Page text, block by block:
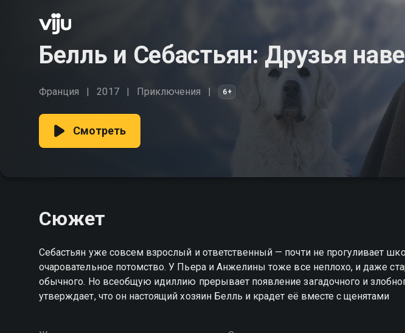
Белль и Себастьян: Друзья
Франция 2017 Приключения 6+
Смотреть
Сюжет
Себастьян уже совсем взрослый и ответственный — почти не прогуливает
очаровательное потомство. У Пьера и Анжелины тоже все неплохо, и даже
обычного. Но всеобщую идиллию прерывает появление загадочного и
утверждает, что он настоящий хозяин Белль и крадет её вместе с щенятами